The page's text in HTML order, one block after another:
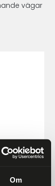
Om
vägar